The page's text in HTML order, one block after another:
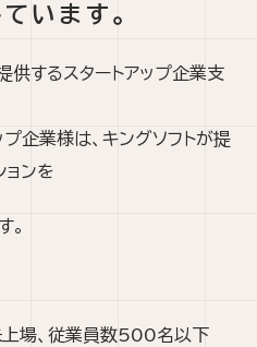
います。
するスタートアップ企業支
企業様は、キングソフトが提
ョンを
。
上場、従業員数500名以下